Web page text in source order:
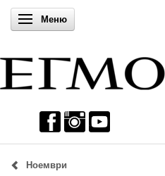
Включи навигацията
Меню
Ноември